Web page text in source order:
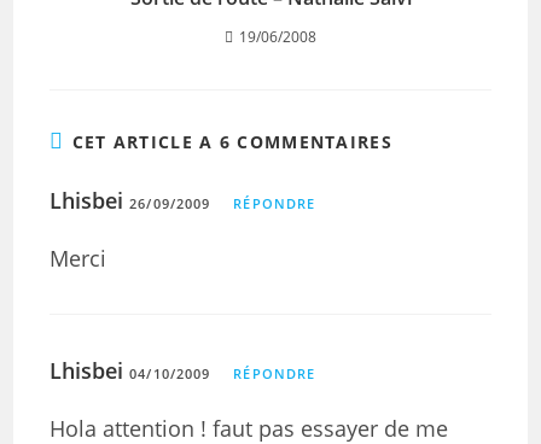
19/06/2008
CET ARTICLE A 6 COMMENTAIRES
Lhisbei 26/09/2009 RÉPONDRE
Merci
Lhisbei 04/10/2009 RÉPONDRE
Hola attention ! faut pas essayer de me